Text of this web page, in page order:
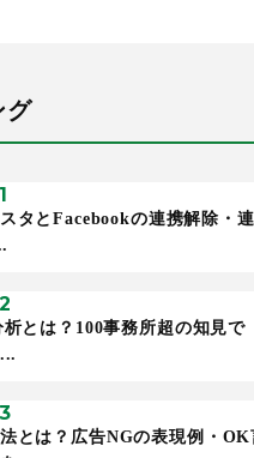
グ
タとFacebookの連携解除・
析とは？100事務所超の知見で
とは？広告NGの表現例・OK